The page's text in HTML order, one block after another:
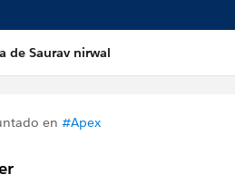
de Saurav nirwal
en #Apex